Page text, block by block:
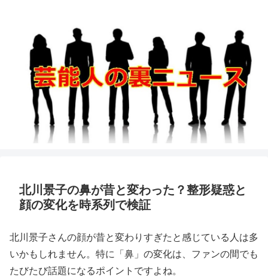
北川景子の鼻が昔と変わった？整形疑惑と
顔の変化を時系列で検証
北川景子さんの顔が昔と変わりすぎたと感じている人は多
いかもしれません。特に「鼻」の変化は、ファンの間でも
たびたび話題になるポイントですよね。